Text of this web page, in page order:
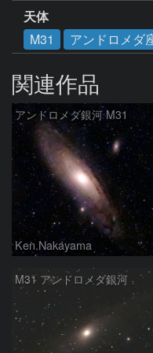
天体
M31
アンドロメダ
関連作品
アンドロメダ銀河 M31
Ken.Nakayama
M31 アンドロメダ銀河